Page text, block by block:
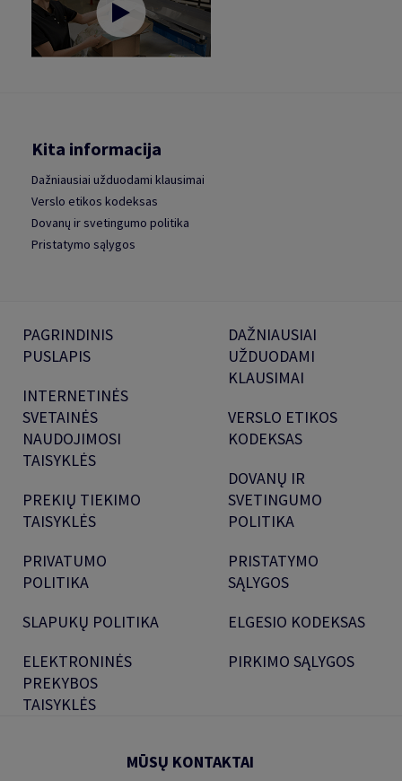
Kita informacija
Dažniausiai užduodami klausimai
Verslo etikos kodeksas
Dovanų ir svetingumo politika
Pristatymo sąlygos
PAGRINDINIS
PUSLAPIS
INTERNETINĖS
SVETAINĖS
NAUDOJIMOSI
TAISYKLĖS
PREKIŲ TIEKIMO
TAISYKLĖS
PRIVATUMO
POLITIKA
SLAPUKŲ POLITIKA
ELEKTRONINĖS
PREKYBOS
TAISYKLĖS
DAŽNIAUSIAI
UŽDUODAMI
KLAUSIMAI
VERSLO ETIKOS
KODEKSAS
DOVANŲ IR
SVETINGUMO
POLITIKA
PRISTATYMO
SĄLYGOS
ELGESIO KODEKSAS
PIRKIMO SĄLYGOS
MŪSŲ KONTAKTAI